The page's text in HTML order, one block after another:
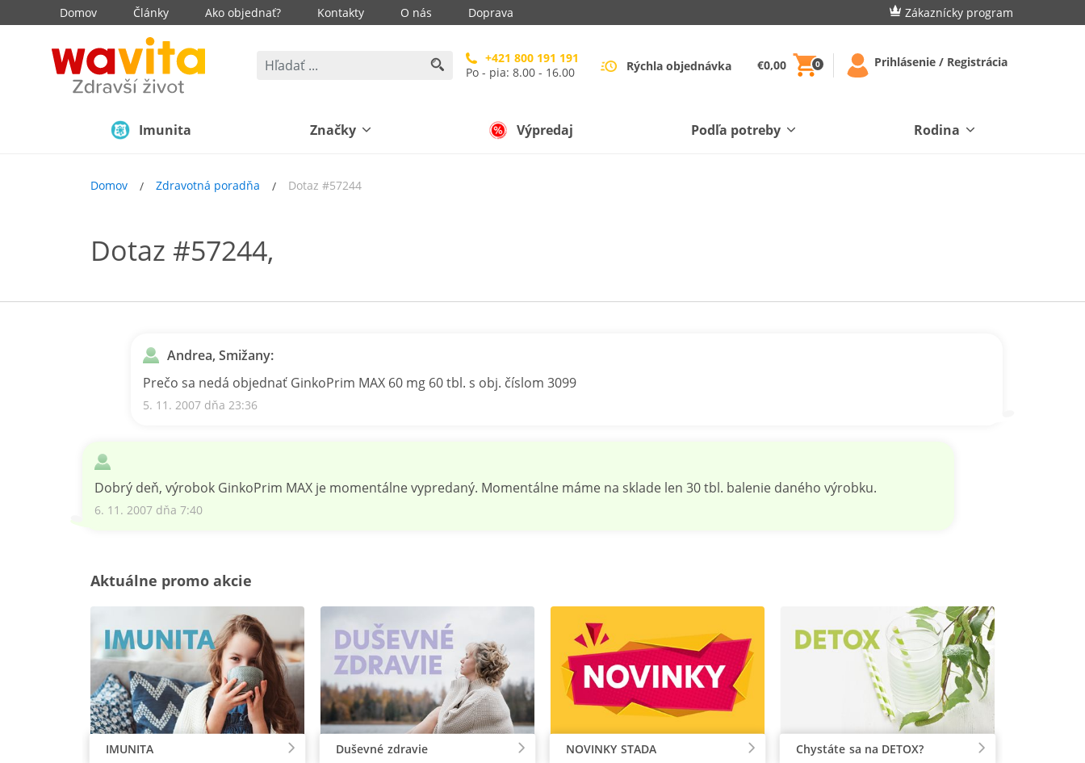
Domov Články Ako objednať? Kontakty O nás Doprava Zákaznícky program
+421 800 191 191
Po - pia: 8.00 - 16.00
Rýchla objednávka €0,00 0 Prihlásenie / Registrácia
Imunita Značky Výpredaj Podľa potreby Rodina
Domov Zdravotná poradňa Dotaz #57244
Dotaz #57244,
Andrea, Smižany:
Prečo sa nedá objednať GinkoPrim MAX 60 mg 60 tbl. s obj. číslom 3099
5. 11. 2007 dňa 23:36
Dobrý deň, výrobok GinkoPrim MAX je momentálne vypredaný. Momentálne máme na sklade len 30 tbl. balenie daného výrobku.
6. 11. 2007 dňa 7:40
Aktuálne promo akcie
IMUNITA Duševné zdravie NOVINKY STADA Chystáte sa na DETOX?